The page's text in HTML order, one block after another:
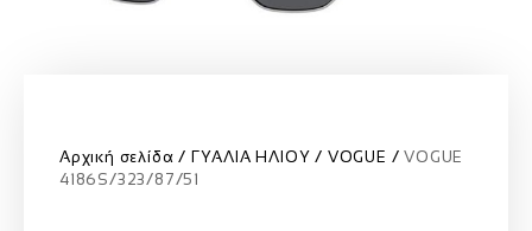
Αρχική σελίδα ΓΥΑΛΙΑ ΗΛΙΟΥ VOGUE
VOGUE
4186S/323/87/51